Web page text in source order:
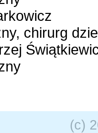
chirurg
(c)